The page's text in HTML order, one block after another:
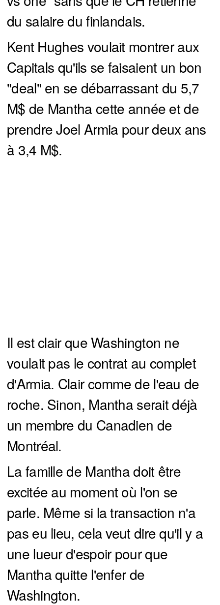
du salaire du finlandais.
Kent Hughes voulait montrer aux
Capitals qu'ils se faisaient un bon
"deal" en se débarrassant du 5,7
M$ de Mantha cette année et de
prendre Joel Armia pour deux ans
à 3,4 M$.
Il est clair que Washington ne
voulait pas le contrat au complet
d'Armia. Clair comme de l'eau de
roche. Sinon, Mantha serait déjà
un membre du Canadien de
Montréal.
La famille de Mantha doit être
excitée au moment où l'on se
parle. Même si la transaction n'a
pas eu lieu, cela veut dire qu'il y a
une lueur d'espoir pour que
Mantha quitte l'enfer de
Washington.